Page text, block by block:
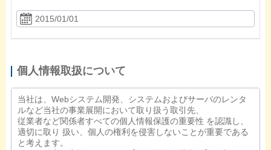
個人情報取扱について
当社は、Webシステム開発、システムおよびサーバのレンタ
ルなど当社の事業展開において取り扱う取引先、
従業者など関係者すべての個人情報保護の重要性 を認識し、
適切に取り 扱い、個人の権利を侵害しないことが重要である
と考えます。